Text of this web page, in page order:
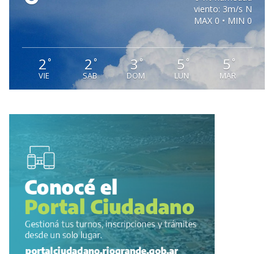
viento: 3m/s N
MAX 0 • MIN 0
2°
VIE
2 °
SAB
3°
DOM
5 °
LUN
5 °
MAR